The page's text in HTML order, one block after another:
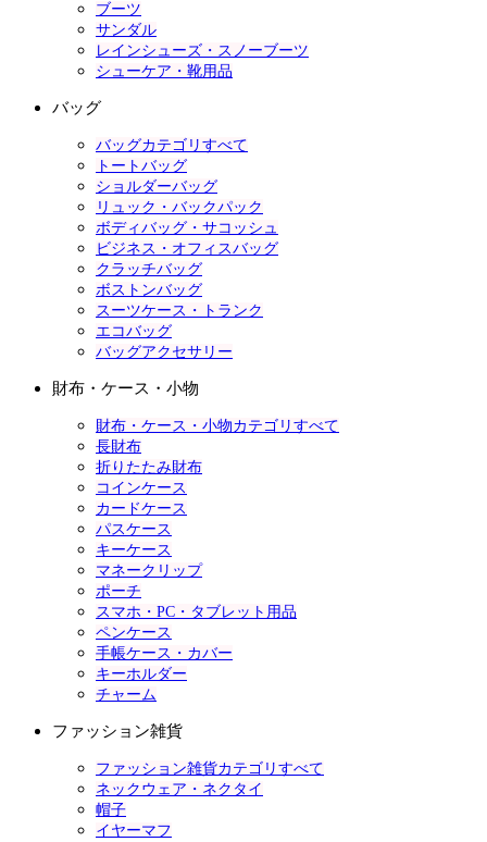
ブーツ
サンダル
レインシューズ・スノーブーツ
シューケア・靴用品
バッグ
バッグカテゴリすべて
トートバッグ
ショルダーバッグ
リュック・バックパック
ボディバッグ・サコッシュ
ビジネス・オフィスバッグ
クラッチバッグ
ボストンバッグ
スーツケース・トランク
エコバッグ
バッグアクセサリー
財布・ケース・小物
財布・ケース・小物カテゴリすべて
長財布
折りたたみ財布
コインケース
カードケース
パスケース
キーケース
マネークリップ
ポーチ
スマホ・PC・タブレット用品
ペンケース
手帳ケース・カバー
キーホルダー
チャーム
ファッション雑貨
ファッション雑貨カテゴリすべて
ネックウェア・ネクタイ
帽子
イヤーマフ